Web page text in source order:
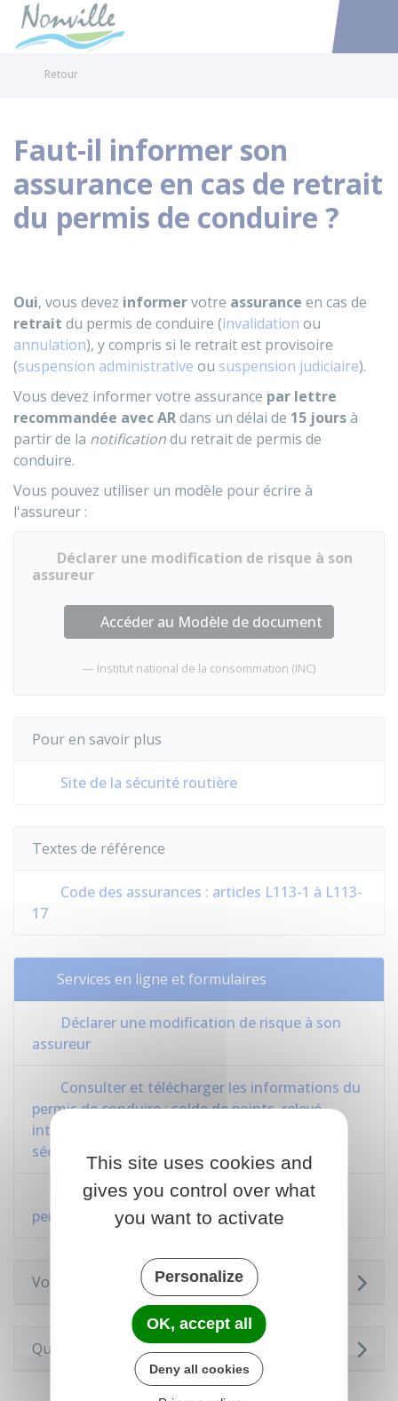
Accéder
Retour
Faut-il informer son
assurance en cas de retrait
du permis de conduire ?
Oui, vous devez informervotre assurance en cas de
retrait du permis de conduire (invalidation ou
annulation), y compris si le retrait est provisoire
(suspension administrative ou suspension judiciaire).
Vous devez informer votre assurance par lettre
recommandée avecARdans un délai de 15 joursà
partir de la notificationdu retrait de permis de
conduire.
Vous pouvez utiliser un modèle pour écrire à
l'assureur :
Déclarer une modification de risque à son
assureur
Accéder au Modèle de document
Institut national de la consommation (INC)
Pour en savoir plus
Site de la sécurité routière
Textes de référence
Code des assurances : articles L113-1 à L113-
17
Services en ligne et formulaires
Déclarer une modification de risque à son
assureur
Consulter et télécharger les informations du
permis de conduire : solde de points, relevé
intégral, attestation de droit à conduire
sécurisée...
Faire un recours en ligne concernant le
permis de conduire
Voir aussi
Questions ? Réponses !
This site uses cookies and
gives you control over what
you want to activate
Personalize
OK, accept all
Deny all cookies